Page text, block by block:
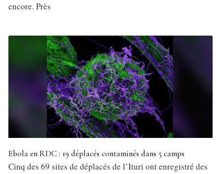
encore. Près
Ebola en RDC : 19 déplacés contaminés dans 5 camps
Cinq des 69 sites de déplacés de l’Ituri ont enregistré des